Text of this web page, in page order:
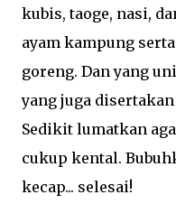
kubis, taoge, nasi,
ayam kampung
goreng. Dan yang
yang juga
Sedikit lumatkan
cukup kental.
kecap... selesai!